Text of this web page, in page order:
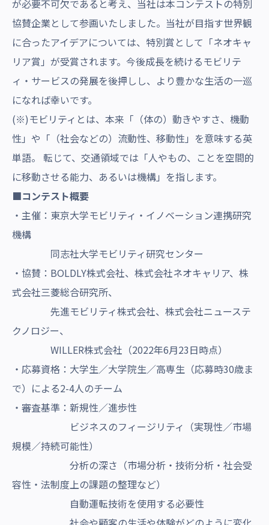
が必要不可欠であると考え、当社は本コンテストの特別
協賛企業として参画いたしました。当社が目指す世界観
に合ったアイデアについては、特別賞として「ネオキャ
リア賞」が受賞されます。今後成長を続けるモビリテ
ィ・サービスの発展を後押しし、より豊かな生活の一巡
になれば幸いです。
(※)モビリティとは、本来「（体の）動きやすさ、機動
性」や「（社会などの）流動性、移動性」を意味する英
単語。 転じて、交通領域では「人やもの、ことを空間的
に移動させる能力、あるいは機構」を指します。
■コンテスト概要
・主催：東京大学モビリティ・イノベーション連携研究
機構
同志社大学モビリティ研究センター
・協賛：BOLDLY株式会社、株式会社ネオキャリア、株
式会社三菱総合研究所、
先進モビリティ株式会社、株式会社ニューステ
クノロジー、
WILLER株式会社（2022年6月23日時点）
・応募資格：大学生／大学院生／高専生（応募時30歳ま
で）による2-4人のチーム
・審査基準：新規性／進歩性
ビジネスのフィージリティ（実現性／市場
規模／持続可能性）
分析の深さ（市場分析・技術分析・社会受
容性・法制度上の課題の整理など）
自動運転技術を使用する必要性